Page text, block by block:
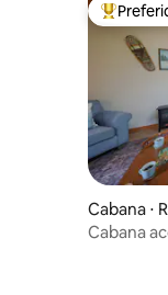
Entre os
Cabana ⋅
Cabana